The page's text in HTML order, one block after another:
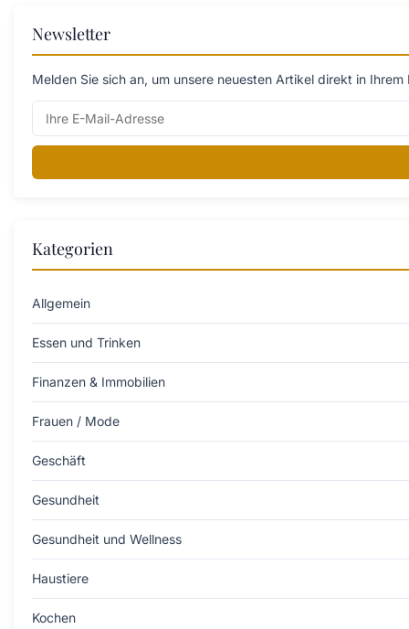
Newsletter
Melden Sie sich an, um unsere neuesten Artikel direkt in
Kategorien
Allgemein
Essen und Trinken
Finanzen & Immobilien
Frauen / Mode
Geschäft
Gesundheit
Gesundheit und Wellness
Haustiere
Kochen